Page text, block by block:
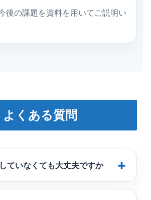
後の課題を資料を用いてご説明い
よくある質問
ていなくても大丈夫ですか